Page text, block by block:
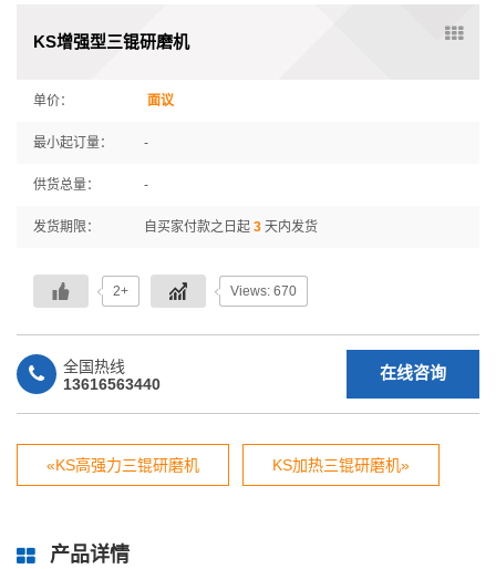
KS增强型三锟研磨机
单价： 面议
最小起订量： -
供货总量： -
发货期限： 自买家付款之日起 3 天内发货
2+ Views: 670
在线咨询
全国热线
13616563440
«KS高强力三锟研磨机 KS加热三锟研磨机»
产品详情